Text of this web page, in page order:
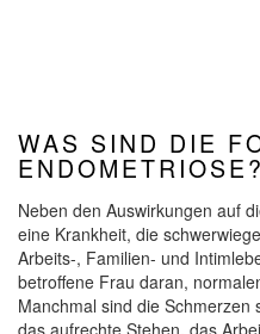
WAS SIND DIE
ENDOMETRIOSE?
Neben den Auswirkungen auf
eine Krankheit, die
Arbeits-, Familien- und
betroffene Frau daran,
Manchmal sind die Schmerzen
das aufrechte Stehen, das